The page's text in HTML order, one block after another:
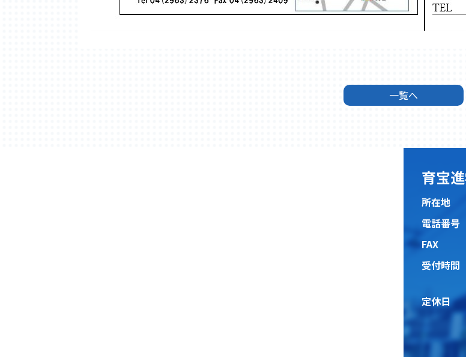
一覧へ
育宝
所在地
電話番号
FAX
受付時間
定休日